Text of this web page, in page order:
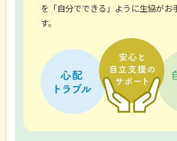
を「自分でできる」ように生協がお
す。